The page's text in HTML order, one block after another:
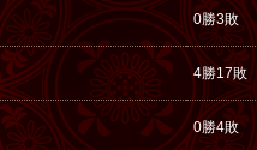
0勝3敗
4勝17敗
0勝4敗